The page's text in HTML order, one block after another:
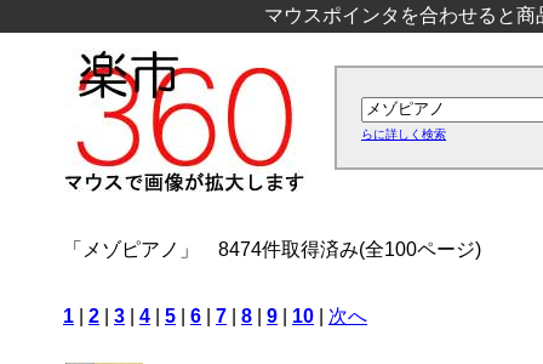
マウスポインタを合わせると
らに詳しく検索
「メゾピアノ」 8474件取得済み(全100ページ)
1 2 3 4 5 6 7 8 9 10 次へ